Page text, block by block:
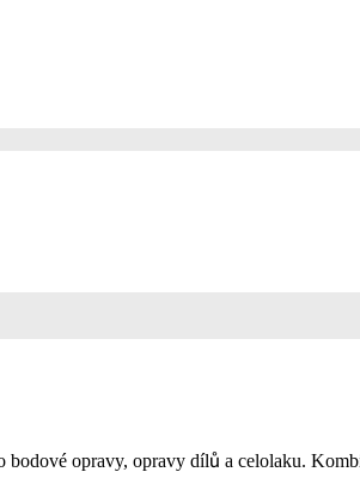
opravy, opravy dílů a celolaku.